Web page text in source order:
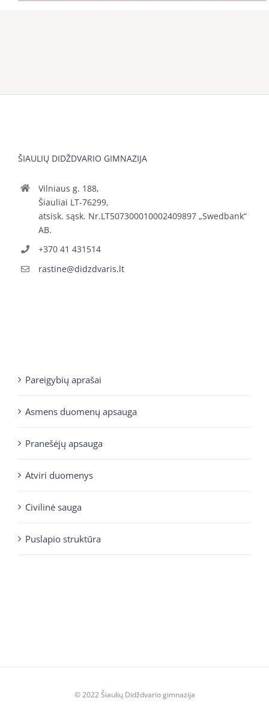
ŠIAULIŲ DIDŽDVARIO GIMNAZIJA
Vilniaus g. 188,
Šiauliai LT-76299,
atsisk. sąsk. Nr.LT507300010002409897 „Swedbank“
AB.
+370 41 431514
rastine@didzdvaris.lt
Pareigybių aprašai
Asmens duomenų apsauga
Pranešėjų apsauga
Atviri duomenys
Civilinė sauga
Puslapio struktūra
© 2022 Šiaulių Didždvario gimnazija